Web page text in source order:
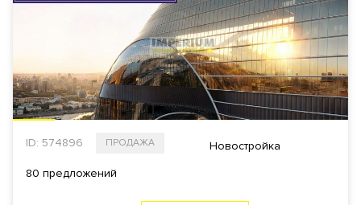
ID: 574896 ПРОДАЖА Новостройка
80 предложений